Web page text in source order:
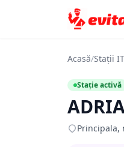
Acasă/Stații
Stație activă
Principala,